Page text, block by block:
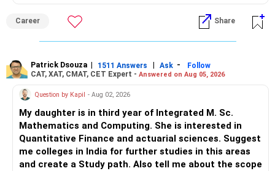
Career Share
Patrick Dsouza | 1511 Answers | Ask -
Follow
CAT, XAT, CMAT, CET Expert - Answered on Aug 05, 2026
Question by Kapil - Aug 02, 2026
My daughter is in third year of Integrated M. Sc.
Mathematics and Computing. She is interested in
Quantitative Finance and actuarial sciences. Suggest
me colleges in India for further studies in this areas
and create a Study path. Also tell me about the scope